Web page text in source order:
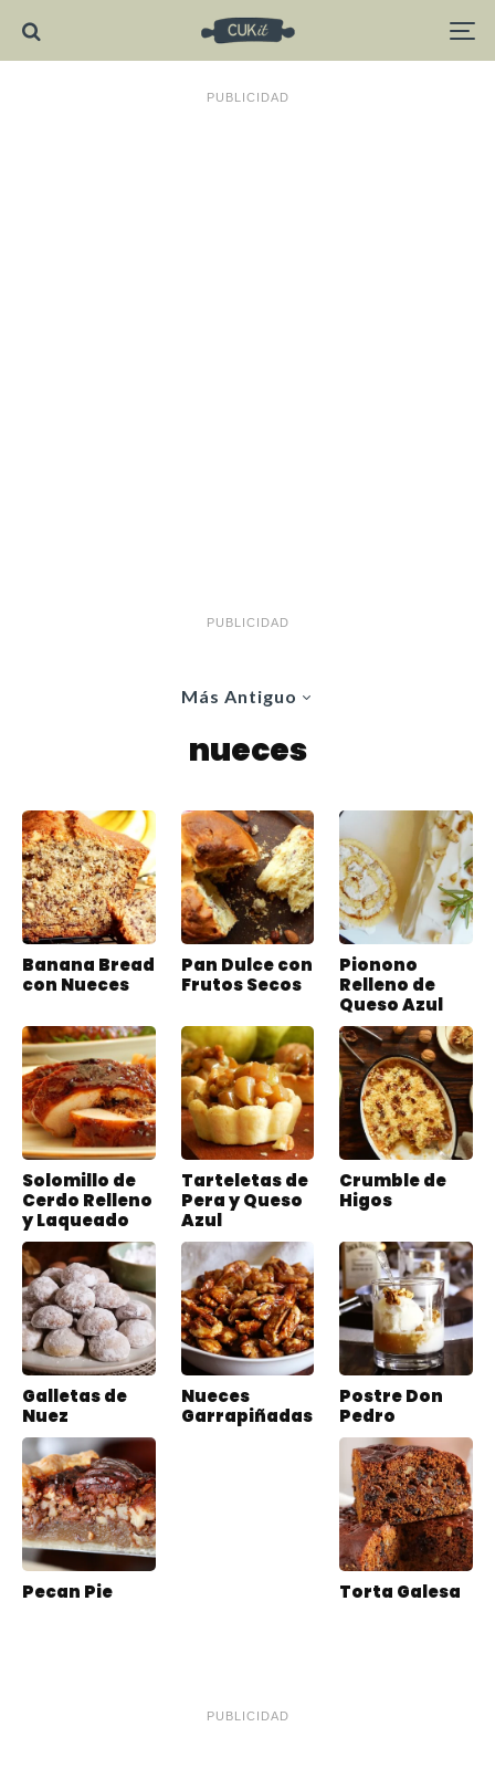
PUBLICIDAD
PUBLICIDAD
Más Antiguo
nueces
Banana Bread
con Nueces
Pan Dulce con
Frutos Secos
Pionono
Relleno de
Queso Azul
Solomillo de
Cerdo Relleno
y Laqueado
Tarteletas de
Pera y Queso
Azul
Crumble de
Higos
Galletas de
Nuez
Nueces
Garrapiñadas
Postre Don
Pedro
Pecan Pie Torta Galesa
PUBLICIDAD